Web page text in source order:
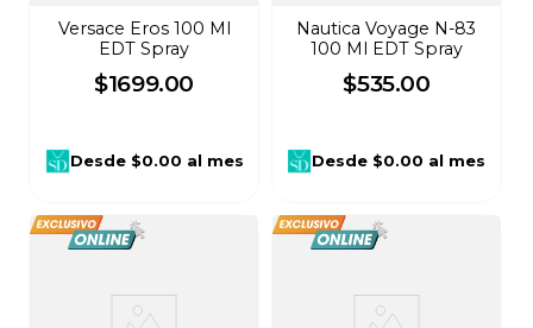
Versace Eros 100 Ml
EDT Spray
$1699.00
Desde$0.00 al mes
Nautica Voyage N-83
100 Ml EDT Spray
$535.00
Desde $0.00 al mes